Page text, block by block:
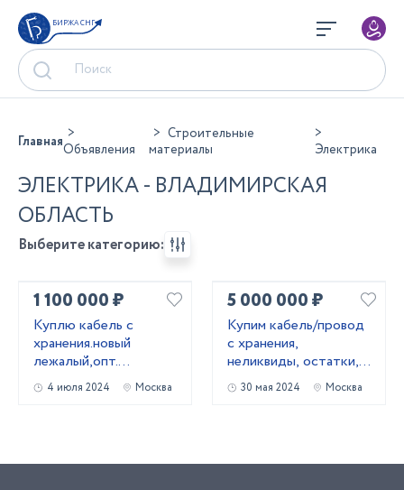
БИРЖА СНГ
ГлавнаяОбъявления
Строительные
материалы
Электрика
ЭЛЕКТРИКА - ВЛАДИМИРСКАЯ
ОБЛАСТЬ
Выберите категорию:
1 100 000 ₽
Kyплю кабель c
хранения.новый
лежалый,опт.
Неликвиды
4 июля 2024 Москва
5 000 000 ₽
Купим кабель/провод
с хранения,
неликвиды, остатки,
новый.
30 мая 2024 Москва